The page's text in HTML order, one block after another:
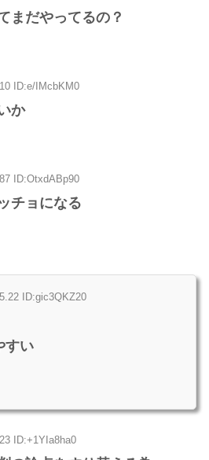
まだやってるの？
ID:e/IMcbKM0
か
ID:OtxdABp90
チョになる
ID:gic3QKZ20
すい
ID:+1YIa8ha0